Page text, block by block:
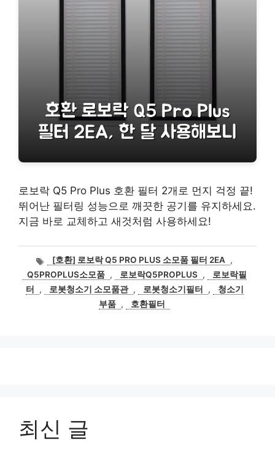
로보락 Q5 Pro Plus 호환 필터 2개로 먼지 걱정 끝!
뛰어난 필터링 성능으로 깨끗한 공기를 유지하세요.
지금 바로 교체하고 새것처럼 사용하세요!
태
그
[호환] 로보락 Q5 PRO PLUS 소모품 필터 2EA
,
Q5PROPLUS소모품 , 로보락Q5PROPLUS ,
로보락필
터
, 로봇청소기 소모품관 , 로봇청소기필터 ,
청소기
부품 , 호환필터
최신 글